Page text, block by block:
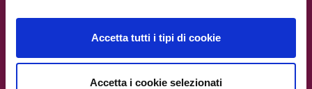
Accetta tutti i tipi di cookie
Accetta i cookie selezionati